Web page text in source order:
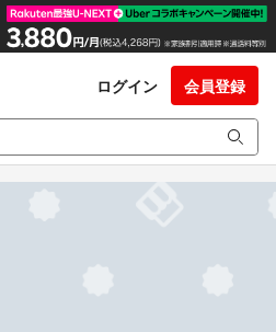
ログイン 会員登録